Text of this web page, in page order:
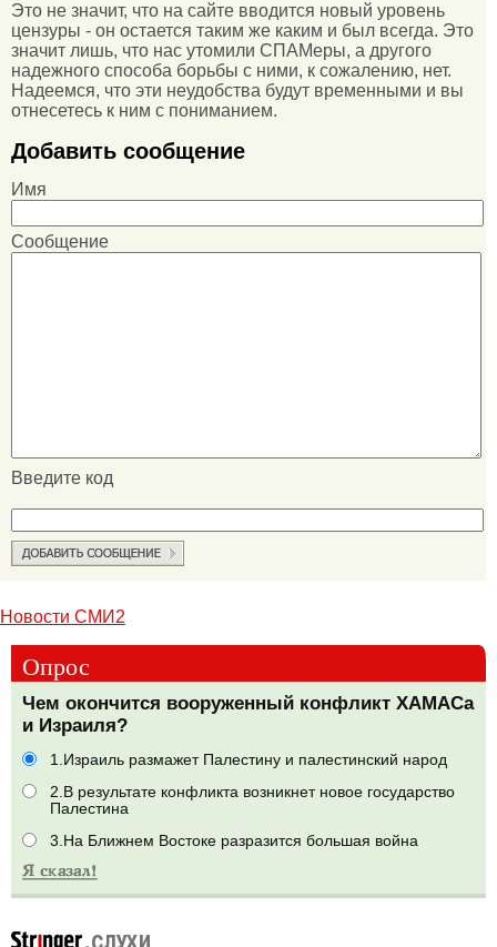
Это не значит, что на сайте вводится новый уровень
цензуры - он остается таким же каким и был всегда. Это
значит лишь, что нас утомили СПАМеры, а другого
надежного способа борьбы с ними, к сожалению, нет.
Надеемся, что эти неудобства будут временными и вы
отнесетесь к ним с пониманием.
Добавить сообщение
Имя
Сообщение
Введите код
Новости СМИ2
Опрос
Чем окончится вооруженный конфликт ХАМАСа
и Израиля?
1.Израиль размажет Палестину и палестинский народ
2.В результате конфликта возникнет новое государство
Палестина
3.На Ближнем Востоке разразится большая война